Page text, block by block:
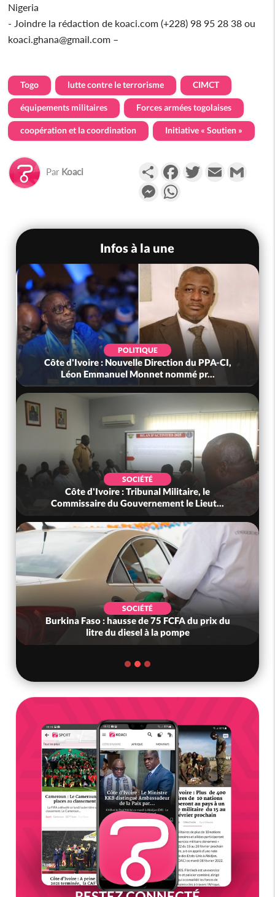
Nigeria
- Joindre la rédaction de koaci.com (+228) 98 95 28 38 ou
koaci.ghana@gmail.com –
Togo lutte contre le terrorisme CIMCT
équipements militaires Forces armées togolaises
coopération et la coordination Initiative « Soutien »
Par Koaci PartagerFacebookTwitterEmail
Messenger
Infos à la une
POLITIQUE
Côte d'Ivoire : Nouvelle Direction du PPA-CI,
Léon Emmanuel Monnet nommé pr...
SOCIÉTÉ
Côte d'Ivoire : Tribunal Militaire, le
Commissaire du Gouvernement le Lieut...
SOCIÉTÉ
Burkina Faso : hausse de 75 FCFA du prix du
litre du diesel à la pompe